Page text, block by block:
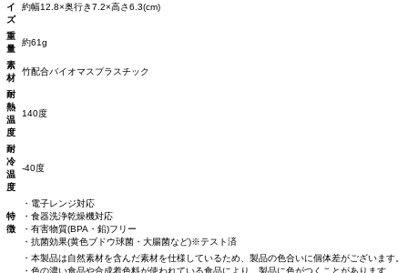
イ
ズ
約幅12.8×奥行き7.2×高さ6.3(cm)
重
量
約61g
素
材
竹配合バイオマスプラスチック
耐
熱
温
度
140度
耐
冷
温
度
-40度
特
徴
・電子レンジ対応
・食器洗浄乾燥機対応
・有害物質(BPA・鉛)フリー
・抗菌効果(黄色ブドウ球菌・大腸菌など)※テスト済
・本製品は自然素材を含んだ素材を仕様しているため、製品の色合いに個体差がございます。
・色の濃い食品や合成着色料が使われている食品により、製品に色がつくことがあります。